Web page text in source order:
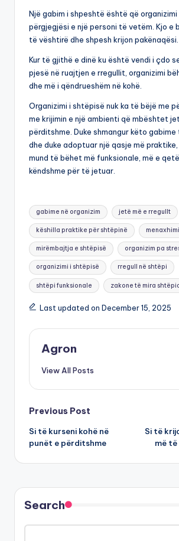
Një gabim i shpeshtë është që
përgjegjësi e një personi të vetëm. Kjo e
të vështirë dhe shpesh krijon pakënaqësi.
Kur të gjithë e dinë ku është vendi i çdo
pjesë në ruajtjen e rregullit, organizimi
dhe më i qëndrueshëm në kohë.
Organizimi i shtëpisë nuk ka të bëjë me
me krijimin e një ambienti që mbështet
përditshme. Duke shmangur këto gabime
dhe duke adoptuar një qasje më
mund të bëhet më funksionale, më e
këndshme për të jetuar.
Tags:
gabime në organizim jetë më e rregullt
këshilla praktike për shtëpinë
mirëmbajtja e shtëpisë organizim pa
organizimi i shtëpisë rregull në shtëpi
shtëpi funksionale zakone të mira
Last updated on December 15, 2025
Agron
View All Posts
Post
navigation
Previous Post
Si të kurseni kohë në
punët e përditshme
Si të
më
Search